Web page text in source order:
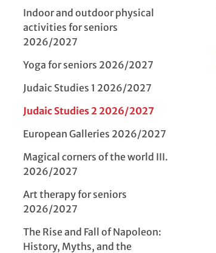
Indoor and outdoor physical
activities for seniors
2026/2027
Yoga for seniors 2026/2027
Judaic Studies 1 2026/2027
Judaic Studies 2 2026/2027
European Galleries 2026/2027
Magical corners of the world III.
2026/2027
Art therapy for seniors
2026/2027
The Rise and Fall of Napoleon:
History, Myths, and the